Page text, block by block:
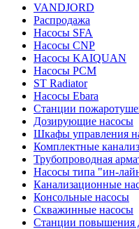
VANDJORD
Распродажа
Насосы SFA
Насосы CNP
Насосы KAIQUAN
Насосы PCM
ST Radiator
Насосы Ebara
Станции
Дозирующие насосы
Шкафы управления
Комплектные
Трубопроводная
Насосы типа "ин-
Канализационные
Консольные насосы
Скважинные насосы
Станции повышения